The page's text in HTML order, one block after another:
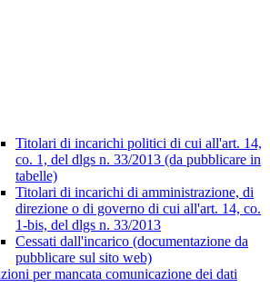
Titolari di incarichi politici di cui all'art. 14,
co. 1, del dlgs n. 33/2013 (da pubblicare in
tabelle)
Titolari di incarichi di amministrazione, di
direzione o di governo di cui all'art. 14, co.
1-bis, del dlgs n. 33/2013
Cessati dall'incarico (documentazione da
pubblicare sul sito web)
per mancata comunicazione dei dati